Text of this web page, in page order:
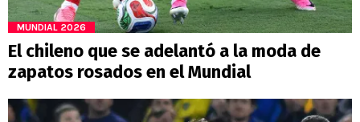
MUNDIAL 2026
El chileno que se adelantó a la moda de
zapatos rosados en el Mundial